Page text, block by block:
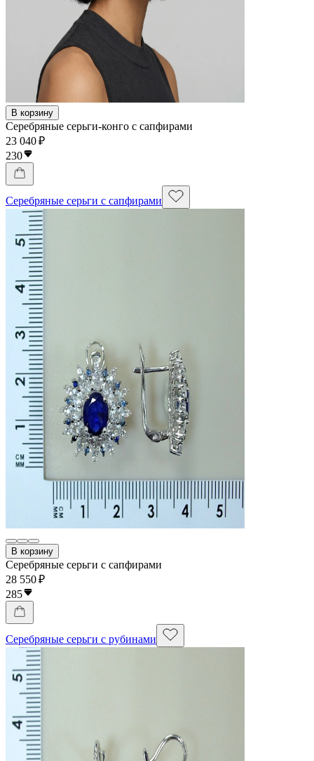
В корзину
Серебряные серьги-конго с сапфирами
23 040 ₽
230
Серебряные серьги с сапфирами
В корзину
Серебряные серьги с сапфирами
28 550 ₽
285
Серебряные серьги с рубинами